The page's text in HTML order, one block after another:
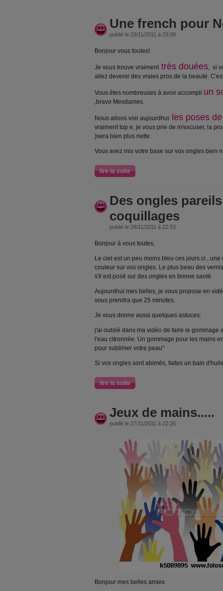
Une french pour
publié le 29/11/2011 à 23:08
Bonjour vous toutes!
Je vous trouve vraiment très douées, si
allez devenir des vraies pros de la beauté.
Vous êtes nombreuses à avoir accompli un
,bravo Mesdames.
Nous allons voir aujourdhui les poses
vraiment top e, je vous prie de m'excuser, la
)sera bien plus nette .
Vous avez mis votre base sur vos ongles bien
lire la suite
Des ongles
coquillages
publié le 28/11/2011 à 22:53
Bonjour à vous toutes,
Le ciel est un peu moins bleu ces jours ci ,
couleur sur vos ongles. Le plus beau des
s'il est posé sur des ongles en bonne santé.
Aujourdhui mes belles, je vous propose en
vous prendra que 25 minutes.
Je vous donne aussi quelques astuces:
j'ai oublié dans ma vidéo de faire le gommage
l'eau citronnée. Un gommage pour les mains
pour sublimer votre peau"
Si vos ongles sont abimés, faites un bain
lire la suite
Jeux de mains.....
publié le 27/11/2011 à 22:26
Bonjour mes belles amies